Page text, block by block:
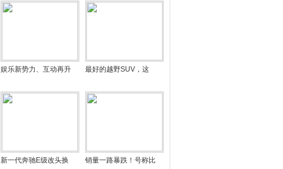
娱乐新势力、互动再升 最好的越野SUV，这
新一代奔驰E级改头换 销量一路暴跌！号称比